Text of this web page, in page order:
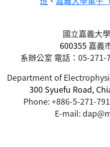
國立嘉義大
600355 嘉義
系辦公室 電話：05-
Department of
300 Syuefu Road,
Phone: +886-5-271-
E-mail: